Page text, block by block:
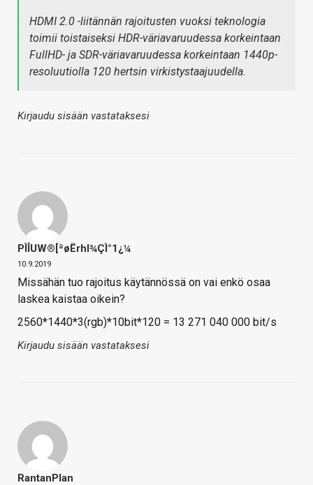
HDMI 2.0 -liitännän rajoitusten vuoksi teknologia
toimii toistaiseksi HDR-väriavaruudessa korkeintaan
FullHD- ja SDR-väriavaruudessa korkeintaan 1440p-
resoluutiolla 120 hertsin virkistystaajuudella.
Kirjaudu sisään vastataksesi
PÌÎUW®[ªøËrhl¾ÇÌ°1¿¼
10.9.2019
Missähän tuo rajoitus käytännössä on vai enkö osaa
laskea kaistaa oikein?
2560*1440*3(rgb)*10bit*120 = 13 271 040 000 bit/s
Kirjaudu sisään vastataksesi
RantanPlan